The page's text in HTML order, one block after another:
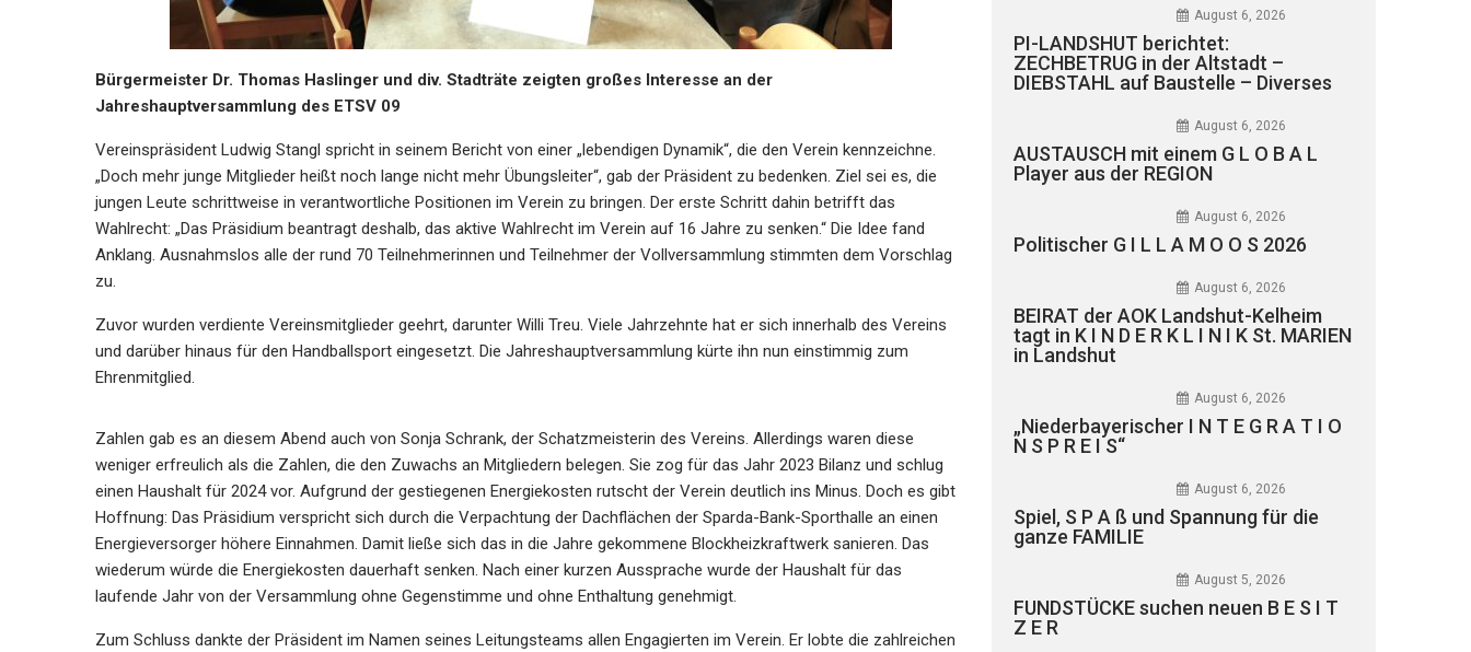
Bürgermeister Dr. Thomas Haslinger und div. Stadträte zeigten großes Interesse an der
Jahreshauptversammlung des ETSV 09
Vereinspräsident Ludwig Stangl spricht in seinem Bericht von einer „lebendigen Dynamik“, die den Verein kennzeichne.
„Doch mehr junge Mitglieder heißt noch lange nicht mehr Übungsleiter“, gab der Präsident zu bedenken. Ziel sei es, die
jungen Leute schrittweise in verantwortliche Positionen im Verein zu bringen. Der erste Schritt dahin betrifft das
Wahlrecht: „Das Präsidium beantragt deshalb, das aktive Wahlrecht im Verein auf 16 Jahre zu senken.“ Die Idee fand
Anklang. Ausnahmslos alle der rund 70 Teilnehmerinnen und Teilnehmer der Vollversammlung stimmten dem Vorschlag
zu.
Zuvor wurden verdiente Vereinsmitglieder geehrt, darunter Willi Treu. Viele Jahrzehnte hat er sich innerhalb des Vereins
und darüber hinaus für den Handballsport eingesetzt. Die Jahreshauptversammlung kürte ihn nun einstimmig zum
Ehrenmitglied.
Zahlen gab es an diesem Abend auch von Sonja Schrank, der Schatzmeisterin des Vereins. Allerdings waren diese
weniger erfreulich als die Zahlen, die den Zuwachs an Mitgliedern belegen. Sie zog für das Jahr 2023 Bilanz und schlug
einen Haushalt für 2024 vor. Aufgrund der gestiegenen Energiekosten rutscht der Verein deutlich ins Minus. Doch es gibt
Hoffnung: Das Präsidium verspricht sich durch die Verpachtung der Dachflächen der Sparda-Bank-Sporthalle an einen
Energieversorger höhere Einnahmen. Damit ließe sich das in die Jahre gekommene Blockheizkraftwerk sanieren. Das
wiederum würde die Energiekosten dauerhaft senken. Nach einer kurzen Aussprache wurde der Haushalt für das
laufende Jahr von der Versammlung ohne Gegenstimme und ohne Enthaltung genehmigt.
Zum Schluss dankte der Präsident im Namen seines Leitungsteams allen Engagierten im Verein. Er lobte die zahlreichen
August 6, 2026
PI-LANDSHUT berichtet:
ZECHBETRUG in der Altstadt –
DIEBSTAHL auf Baustelle – Diverses
August 6, 2026
AUSTAUSCH mit einem G L O B A L
Player aus der REGION
August 6, 2026
Politischer G I L L A M O O S 2026
August 6, 2026
BEIRAT der AOK Landshut-Kelheim
tagt in K I N D E R K L I N I K St. MARIEN
in Landshut
August 6, 2026
„Niederbayerischer I N T E G R A T I O
N S P R E I S“
August 6, 2026
Spiel, S P A ß und Spannung für die
ganze FAMILIE
August 5, 2026
FUNDSTÜCKE suchen neuen B E S I T
Z E R